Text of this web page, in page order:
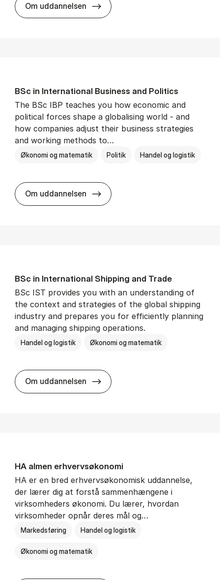
Om uddannelsen BSc in In­ter­na­tion­al Busi­ness
BSc in In­ter­na­tion­al Busi­ness and Polit­ics
The BSc IBP teaches you how economic and
political forces shape a globalising world - and
how companies adjust their business strategies
and working methods to…
Økonomi og matematik Politik Handel og logistik
Om uddannelsen BSc in In­ter­na­tion­al Busi­ness
BSc in In­ter­na­tion­al Ship­ping and Trade
BSc IST provides you with an understanding of
the context and strategies of the global shipping
industry and prepares you for efficiently planning
and managing shipping operations.
Handel og logistik Økonomi og matematik
Om uddannelsen BSc in In­ter­na­tion­al Ship­ping
HA al­men erhvervs­økonomi
HA er en bred erhvervsøkonomisk uddannelse,
der lærer dig at forstå sammenhængene i
virksomheders økonomi. Du lærer, hvordan
virksomheder opnår deres mål og…
Markedsføring Handel og logistik
Økonomi og matematik